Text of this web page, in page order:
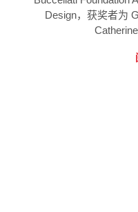
Design，获奖者为
Catherine